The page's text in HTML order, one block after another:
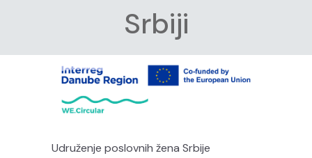
Srbiji
Udruženje poslovnih žena Srbije